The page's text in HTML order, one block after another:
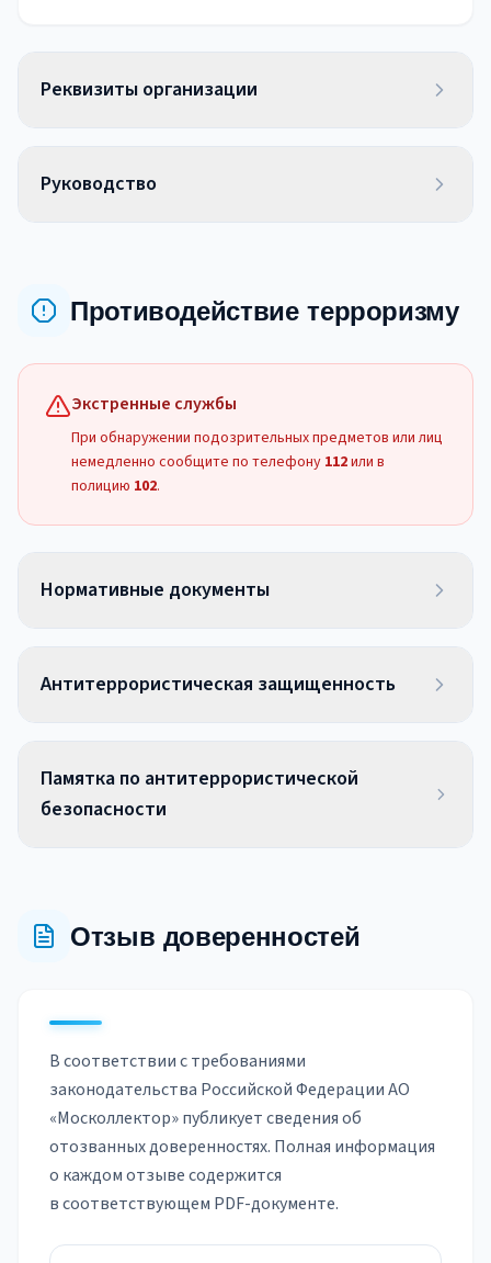
Реквизиты организации
Руководство
Противодействие терроризму
Экстренные службы
При обнаружении подозрительных предметов или лиц
немедленно сообщите по телефону 112или в
полицию 102.
Нормативные документы
Антитеррористическая защищенность
Памятка по антитеррористической
безопасности
Отзыв доверенностей
В соответствии с требованиями
законодательства Российской Федерации АО
«Москоллектор» публикует сведения об
отозванных доверенностях. Полная информация
о каждом отзыве содержится
в соответствующем PDF-документе.